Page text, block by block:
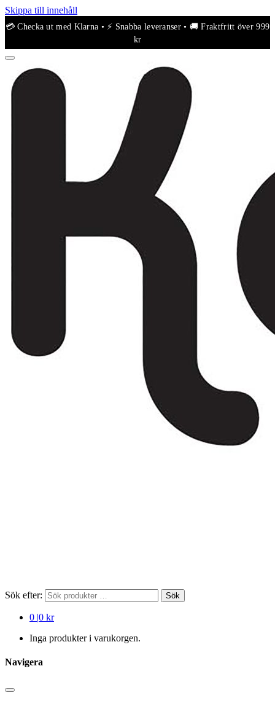
Skippa till innehåll
Sök efter: Sök
0 |0 kr
Inga produkter i varukorgen.
Navigera